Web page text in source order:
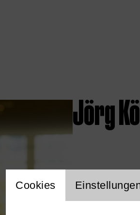
Jörg
Einstellung
Cookies